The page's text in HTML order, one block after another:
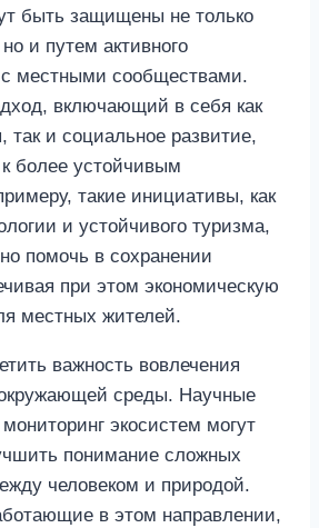
быть защищены не только
и путем активного
с местными сообществами.
включающий в себя как
так и социальное развитие,
более устойчивым
такие инициативы, как
и устойчивого туризма,
помочь в сохранении
при этом экономическую
местных жителей.
важность вовлечения
среды. Научные
экосистем могут
понимание сложных
человеком и природой.
в этом направлении,